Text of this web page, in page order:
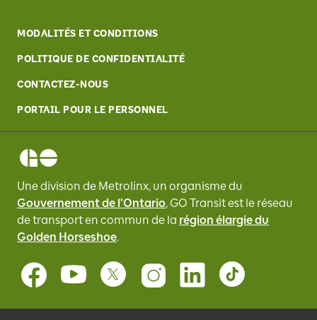
MODALITÉS ET CONDITIONS
POLITIQUE DE CONFIDENTIALITÉ
CONTACTEZ-NOUS
PORTAIL POUR LE PERSONNEL
Une division de Metrolinx, un organisme du
Gouvernement de l'Ontario, GO Transitest le réseau
de transport en commun de la région élargie du
Golden Horseshoe.